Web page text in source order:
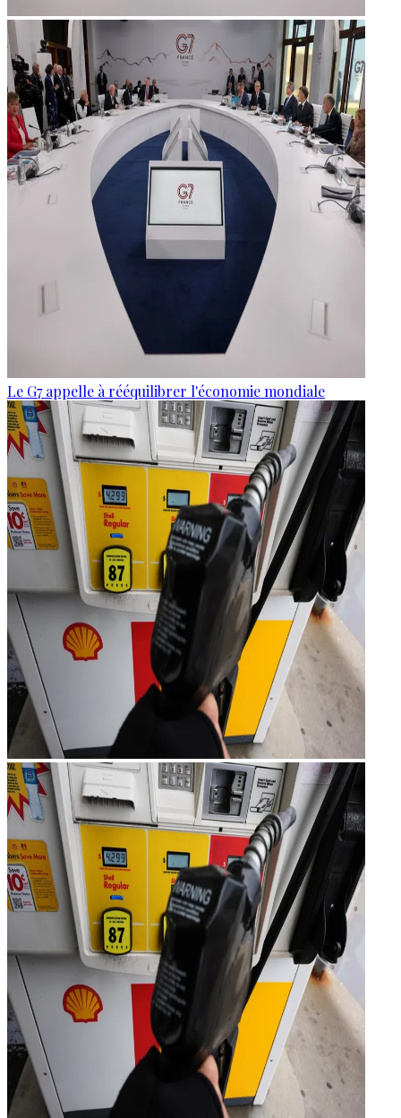
Le G7 appelle à rééquilibrer l'économie mondiale